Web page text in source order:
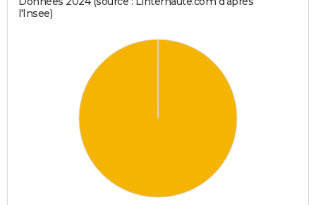
l'Insee)